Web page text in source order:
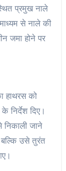
प्रमुख नाले
से नाले की
जमा होने पर
हाथरस को
निर्देश दिए।
निकाली जाने
उसे तुरंत